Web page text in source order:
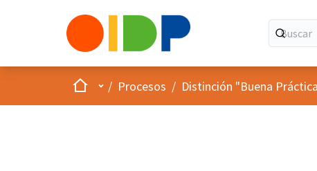
InicioMenú principal
/ Procesos / Distinción "Buena